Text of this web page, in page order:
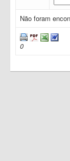
Não foram
0